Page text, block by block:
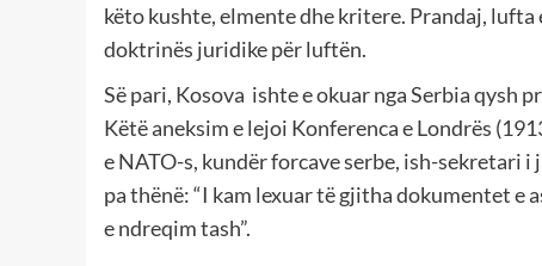
këto kushte, elmente dhe kritere. Prandaj,
doktrinës juridike për luftën.
Së pari, Kosova ishte e okuar nga Serbia qysh
Këtë aneksim e lejoi Konferenca e Londrës
e NATO-s, kundër forcave serbe, ish-sekretari
pa thënë: “I kam lexuar të gjitha dokumentet e
e ndreqim tash”.